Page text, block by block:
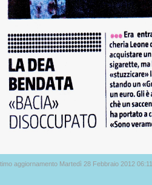
aggiornamento Martedì 28 Febbraio 2012 06:11